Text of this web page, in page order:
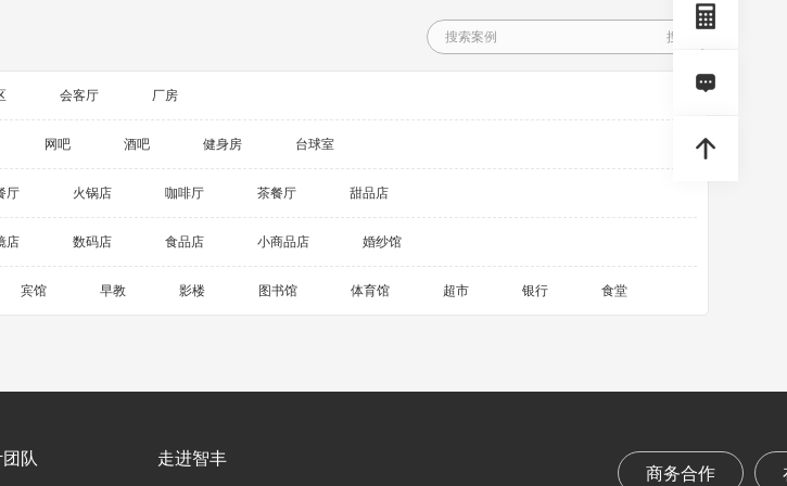
会客厅 厂房
网吧 酒吧 健身房 台球室
厅 火锅店 咖啡厅 茶餐厅 甜品店
店 数码店 食品店 小商品店 婚纱馆
宾馆 早教 影楼 图书馆 体育馆 超市 银行 食堂
队
走进智丰
商务合作